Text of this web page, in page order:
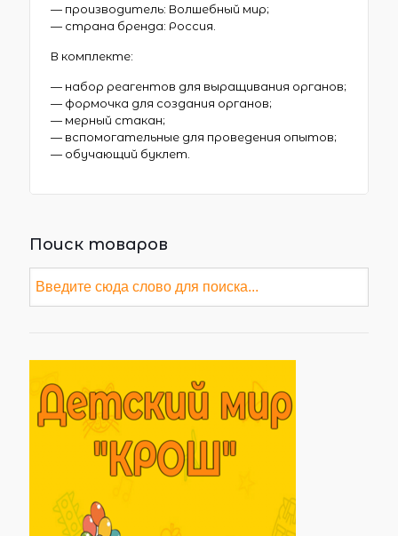
— производитель: Волшебный мир;
— страна бренда: Россия.
В комплекте:
— набор реагентов для выращивания органов;
— формочка для создания органов;
— мерный стакан;
— вспомогательные для проведения опытов;
— обучающий буклет.
Поиск товаров